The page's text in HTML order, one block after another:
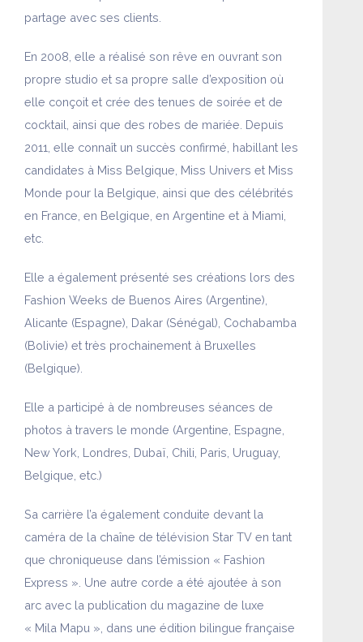
partage avec ses clients.
En 2008, elle a réalisé son rêve en ouvrant son
propre studio et sa propre salle d’exposition où
elle conçoit et crée des tenues de soirée et de
cocktail, ainsi que des robes de mariée. Depuis
2011, elle connaît un succès confirmé, habillant les
candidates à Miss Belgique, Miss Univers et Miss
Monde pour la Belgique, ainsi que des célébrités
en France, en Belgique, en Argentine et à Miami,
etc.
Elle a également présenté ses créations lors des
Fashion Weeks de Buenos Aires (Argentine),
Alicante (Espagne), Dakar (Sénégal), Cochabamba
(Bolivie) et très prochainement à Bruxelles
(Belgique).
Elle a participé à de nombreuses séances de
photos à travers le monde (Argentine, Espagne,
New York, Londres, Dubaï, Chili, Paris, Uruguay,
Belgique, etc.)
Sa carrière l’a également conduite devant la
caméra de la chaîne de télévision Star TV en tant
que chroniqueuse dans l’émission « Fashion
Express ». Une autre corde a été ajoutée à son
arc avec la publication du magazine de luxe
« Mila Mapu », dans une édition bilingue française